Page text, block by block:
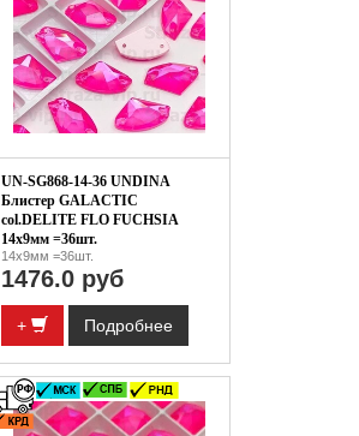
UN-SG868-14-36 UNDINA
Блистер GALACTIC
col.DELITE FLO FUCHSIA
14x9мм =36шт.
14x9мм =36шт.
1476.0 руб
+ Подробнее